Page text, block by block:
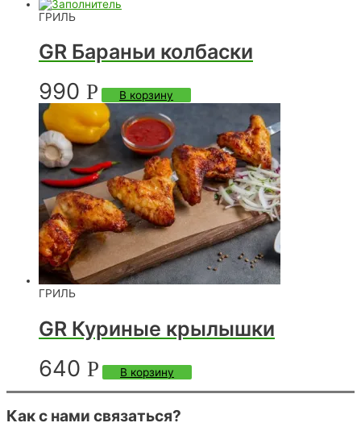
ГРИЛЬ
GR Бараньи колбаски
990 Р В корзину
ГРИЛЬ
GR Куриные крылышки
640 Р В корзину
Как с нами связаться?